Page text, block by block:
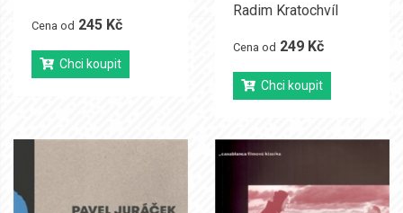
Cena od 245 Kč
Chci koupit
Radim Kratochvíl
Cena od 249 Kč
Chci koupit